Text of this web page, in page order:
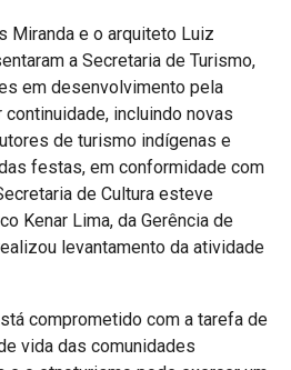
Miranda e o arquiteto Luiz
a Secretaria de Turismo,
em desenvolvimento pela
incluindo novas
de turismo indígenas e
festas, em conformidade com
de Cultura esteve
Kenar Lima, da Gerência de
levantamento da atividade
comprometido com a tarefa de
vida das comunidades